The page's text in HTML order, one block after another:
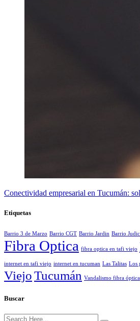
Conectividad empresarial en Tucumán:
Etiquetas
Barrio 3 de Marzo Barrio CGT Barrio Jardin Barrio
Fibra Optica fibra optica en tafi viejo
internet en tafi viejo internet en tucuman Las Talitas Los
ViejoTucumán Vandalismo fibra óptica
Buscar